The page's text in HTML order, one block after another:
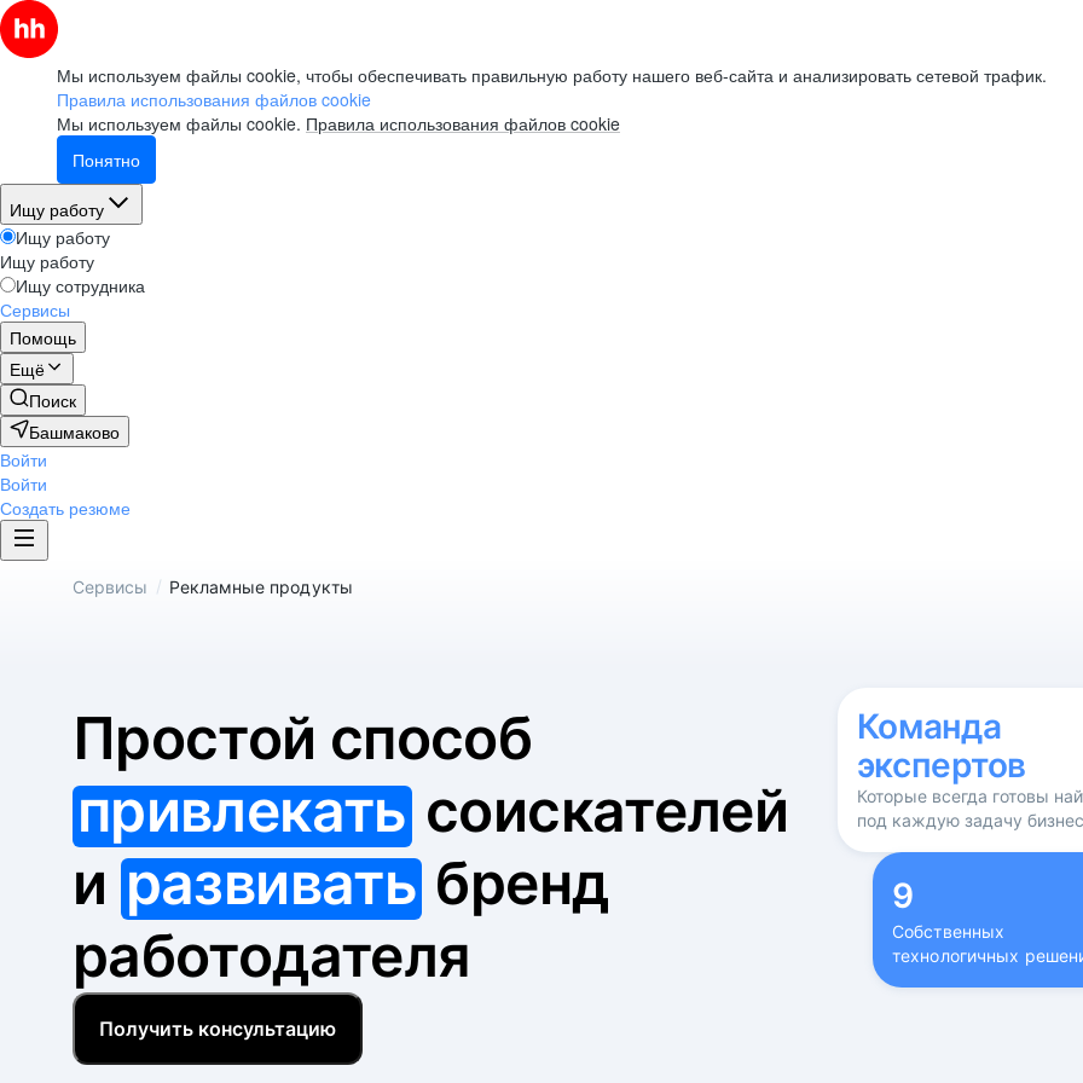
Мы используем файлы cookie, чтобы обеспечивать правильную работу нашего веб-сайта и анализировать сетевой трафик.
Правила использования файлов cookie
Мы используем файлы cookie. Правила использования файлов cookie
Понятно
Ищу работу
Ищу работу
Ищу работу
Ищу сотрудника
Сервисы
Помощь
Ещё
Поиск
Башмаково
Войти
Войти
Создать резюме
Сервисы / Рекламные продукты
Простой способ
привлекатьсоискателей
и развивать бренд
работодателя
Получить консультацию
Команда
экспертов
Которые всегда готовы
под каждую задачу
9
Собственных
технологичных